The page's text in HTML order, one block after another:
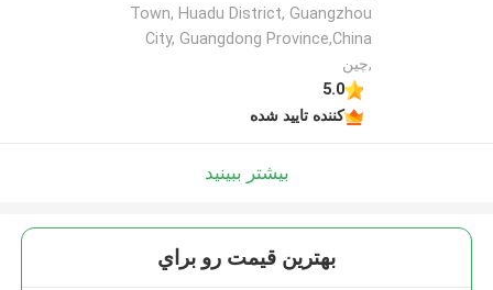
Town, Huadu District, Guangzhou
City, Guangdong Province,China
,چین
5.0
کننده تایید شده
بیشتر ببینید
بهترين قيمت رو براي